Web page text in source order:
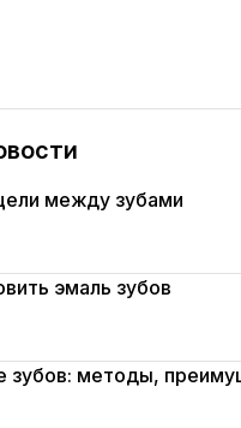
между зубами
эмаль зубов
зубов: методы,